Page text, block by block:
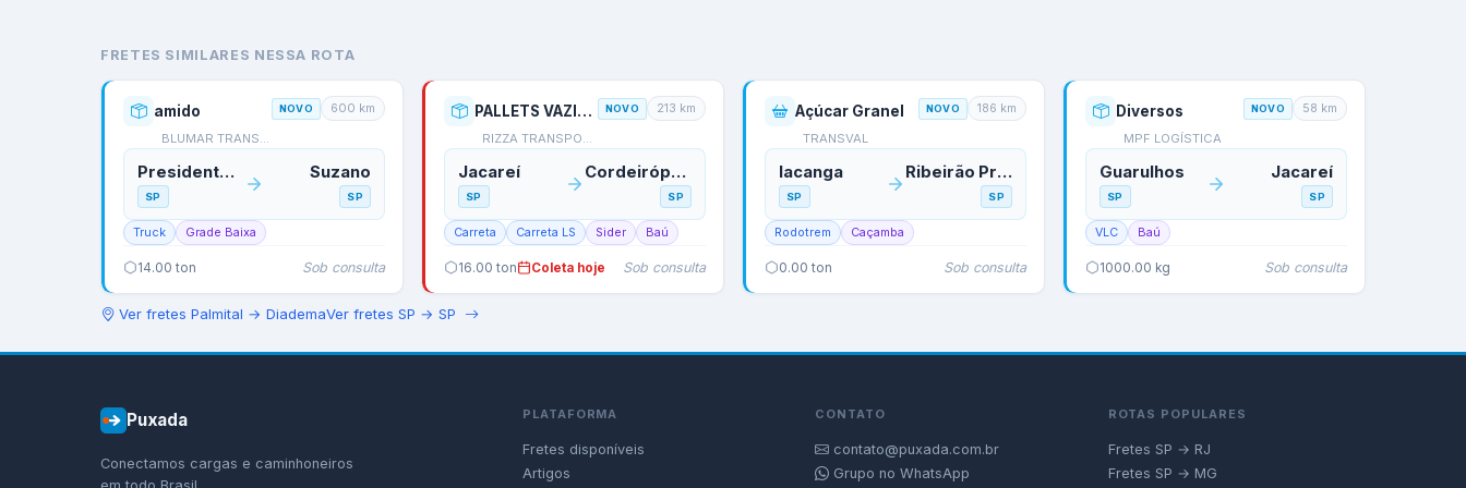
FRETES SIMILARES NESSA ROTA
amido
BLUMAR TRANSPORTES
NOVO 600 km
Presidente Prudente
SP
Suzano
SP
Truck Grade Baixa
14.00 ton Sob consulta
PALLETS VAZIOS- COLETA QUINTA
RIZZA TRANSPORTES
NOVO 213 km
Jacareí
SP
Cordeirópolis
SP
Carreta Carreta LS Sider Baú
16.00 ton Coleta hoje Sob consulta
Açúcar Granel
TRANSVAL
NOVO 186 km
Iacanga
SP
Ribeirão Preto
SP
Rodotrem Caçamba
0.00 ton Sob consulta
Diversos
MPF LOGÍSTICA
NOVO 58 km
Guarulhos
SP
Jacareí
SP
VLC Baú
1000.00 kg Sob consulta
Ver fretes Palmital → DiademaVer fretes SP → SP
Puxada
Conectamos cargas e caminhoneiros
PLATAFORMA
Fretes disponíveis
Artigos
CONTATO
contato@puxada.com.br
Grupo no WhatsApp
ROTAS POPULARES
Fretes SP → RJ
Fretes SP → MG